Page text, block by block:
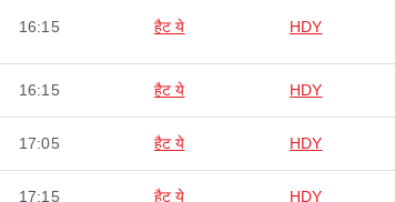
16:15 हैट ये HDY
16:15 हैट ये HDY
17:05 हैट ये HDY
17:15 हैट ये HDY